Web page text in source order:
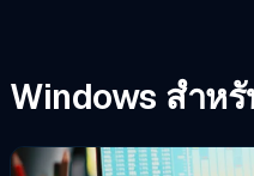
Windows สำหรั